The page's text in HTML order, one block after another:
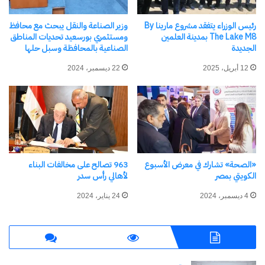
للتشغيل، لتيسير الربط بين أصحاب الأعمال والباحثين
عن فرص العمل محليًا ودوليًا.
ريادة الأعمال النسائية، وتطبيق أنماط العمل المرنة.
اختتم كلمته بالتأكيد على أن مصر ماضية بخطى
ثابتة نحو بناء سوق عمل حديث يحقق التنمية
المستدامة ويواكب متطلبات المستقبل تحت قيادة
شارك هذا الموضوع:
فيس بوك
رئيس الوزراء يتفقد مشروع مارينا By
The Lake M8 بمدينة العلمين
الجديدة
12 أبريل، 2025
وزير الصناعة والنقل يبحث مع محافظ
ومستثمري بورسعيد تحديات المناطق
الصناعية بالمحافظة وسبل حلها
22 ديسمبر، 2024
«الصحة» تشارك في معرض الأسبوع
الكويتي بمصر
4 ديسمبر، 2024
963 تصالح على مخالفات البناء
لأهالي رأس سدر
24 يناير، 2024